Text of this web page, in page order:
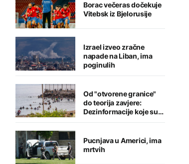
Borac večeras dočekuje
Vitebsk iz Bjelorusije
Izrael izveo zračne
napade na Liban, ima
poginulih
Od "otvorene granice"
do teorija zavjere:
Dezinformacije koje su
pratile krizu u Seuti
Pucnjava u Americi, ima
mrtvih